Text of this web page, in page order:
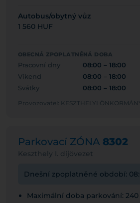
Autobus/obytný vůz
1 560 HUF
OBECNÁ ZPOPLATNĚNÁ DOBA
Pracovní dny
08:00 – 18:00
Víkend
08:00 – 18:00
Svátky
08:00 – 18:00
Provozovatel: KESZTHELYI
Parkovací ZÓNA 8302
Keszthely I. díjövezet
Dnešní zpoplatněné období:
Maximální doba parkování: